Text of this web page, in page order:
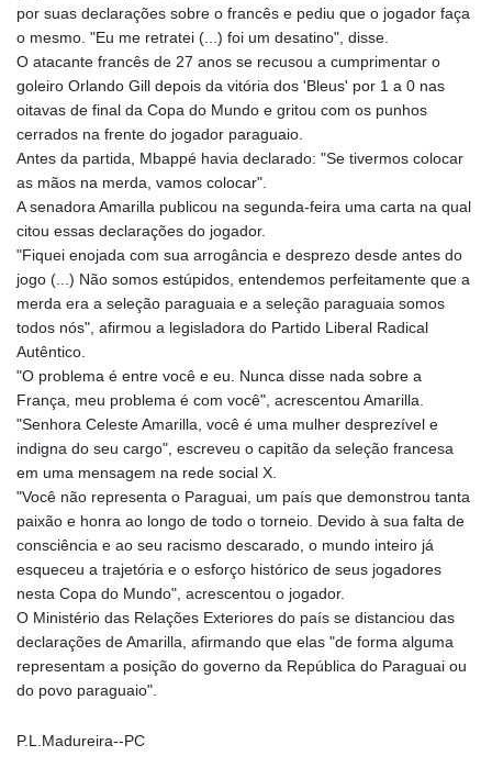
por suas declarações sobre o francês e pediu que o jogador faça
o mesmo. "Eu me retratei (...) foi um desatino", disse.
O atacante francês de 27 anos se recusou a cumprimentar o
goleiro Orlando Gill depois da vitória dos 'Bleus' por 1 a 0 nas
oitavas de final da Copa do Mundo e gritou com os punhos
cerrados na frente do jogador paraguaio.
Antes da partida, Mbappé havia declarado: "Se tivermos colocar
as mãos na merda, vamos colocar".
A senadora Amarilla publicou na segunda-feira uma carta na qual
citou essas declarações do jogador.
"Fiquei enojada com sua arrogância e desprezo desde antes do
jogo (...) Não somos estúpidos, entendemos perfeitamente que a
merda era a seleção paraguaia e a seleção paraguaia somos
todos nós", afirmou a legisladora do Partido Liberal Radical
Autêntico.
"O problema é entre você e eu. Nunca disse nada sobre a
França, meu problema é com você", acrescentou Amarilla.
"Senhora Celeste Amarilla, você é uma mulher desprezível e
indigna do seu cargo", escreveu o capitão da seleção francesa
em uma mensagem na rede social X.
"Você não representa o Paraguai, um país que demonstrou tanta
paixão e honra ao longo de todo o torneio. Devido à sua falta de
consciência e ao seu racismo descarado, o mundo inteiro já
esqueceu a trajetória e o esforço histórico de seus jogadores
nesta Copa do Mundo", acrescentou o jogador.
O Ministério das Relações Exteriores do país se distanciou das
declarações de Amarilla, afirmando que elas "de forma alguma
representam a posição do governo da República do Paraguai ou
do povo paraguaio".
P.L.Madureira--PC